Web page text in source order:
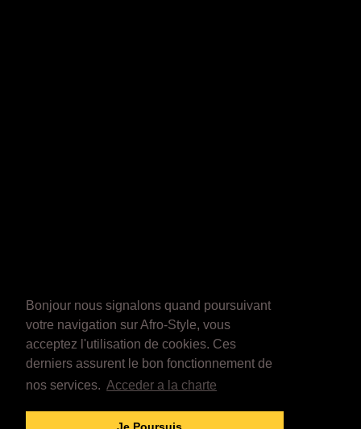
Bonjour nous signalons quand poursuivant
votre navigation sur Afro-Style, vous
acceptez l'utilisation de cookies. Ces
derniers assurent le bon fonctionnement de
nos services. Acceder a la charte